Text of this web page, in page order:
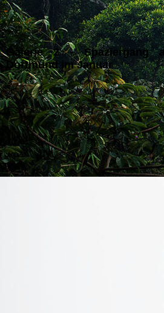
Galerie 2 - Spaziergang
Dortmund im Januar